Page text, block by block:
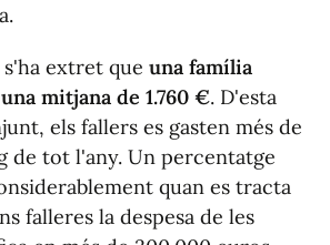
extret que una família
mitjana de 1.760 €. D'esta
els fallers es gasten més de
de tot l'any. Un percentatge
quan es tracta
falleres la despesa de les